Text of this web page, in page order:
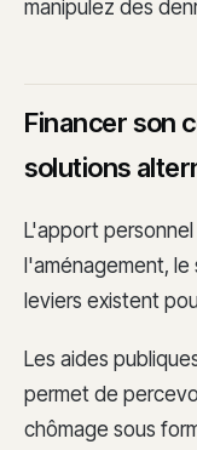
manipulez des
Financer son
solutions
L'apport
l'aménagement,
leviers existent
Les aides
permet de
chômage sous